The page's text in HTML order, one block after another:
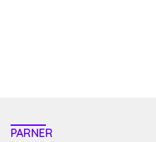
PARNER